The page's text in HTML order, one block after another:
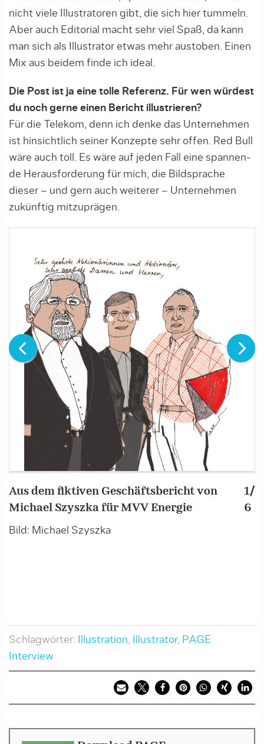
nicht viele Illustratoren gibt, die sich hier tummeln.
Aber auch Editorial macht sehr viel Spaß, da kann
man sich als Illustrator etwas mehr austoben. Einen
Mix aus beidem finde ich ideal.
Die Post ist ja eine tolle Referenz. Für wen würdest
du noch gerne einen Bericht illustrieren?
Für die Telekom, denn ich denke das Unternehmen
ist hinsichtlich seiner Konzepte sehr offen. Red Bull
wäre auch toll. Es wäre auf jeden Fall eine spannen­
de Herausforderung für mich, die Bildsprache
dieser – und gern auch weiterer – Unternehmen
zukünftig mitzuprägen.
Aus dem fiktiven Geschäftsbericht von
Michael Szyszka für MVV Energie
Bild: Michael Szyszka
1/
6
Schlagwörter: Illustration, Illustrator, PAGE
Interview